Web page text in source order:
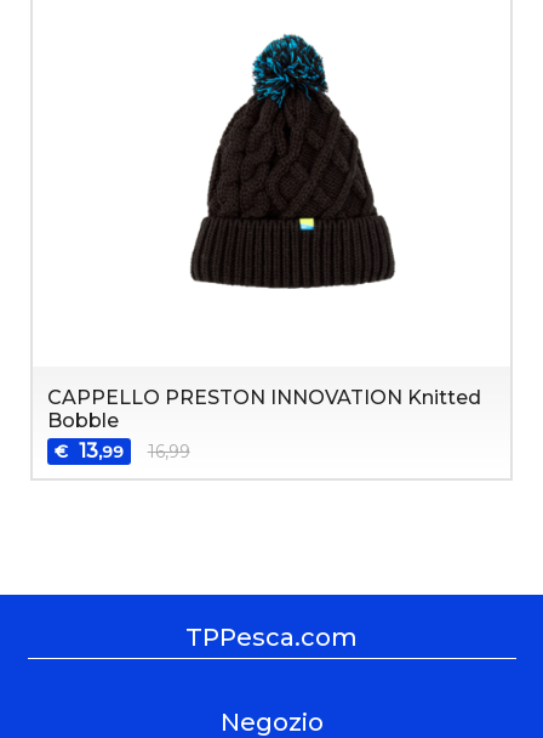
CAPPELLO PRESTON INNOVATION Knitted
Bobble
€ 13,99 16,99
TPPesca.com
Negozio